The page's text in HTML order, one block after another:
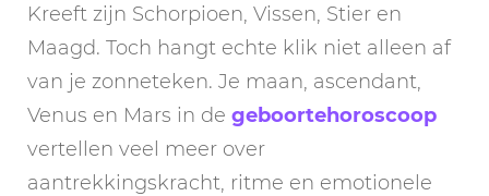
Kreeft zijn Schorpioen, Vissen, Stier en
Maagd. Toch hangt echte klik niet alleen af
van je zonneteken. Je maan, ascendant,
Venus en Mars in de geboortehoroscoop
vertellen veel meer over
aantrekkingskracht, ritme en emotionele